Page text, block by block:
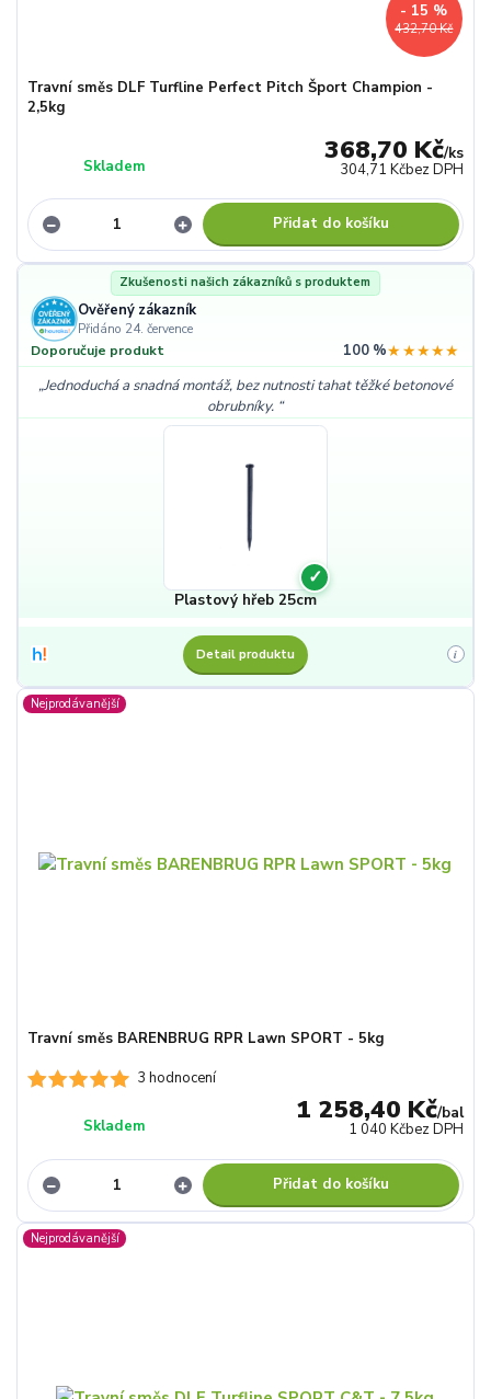
432,70 Kč
- 15 %
Travní směs DLF Turfline Perfect Pitch Šport Champion -
2,5kg
368,70 Kč/ks
304,71 Kčbez DPH
Skladem
Přidat do košíku
Zkušenosti našich zákazníků s produktem
Ověřený zákazník
Přidáno 24. července
Doporučuje produkt
100 %★★★★★
Jednoduchá a snadná montáž, bez nutnosti tahat těžké betonové
obrubníky.
✓
Plastový hřeb 25cm
Detail produktu i
Nejprodávanější
3 hodnocení
Travní směs BARENBRUG RPR Lawn SPORT - 5kg
1 258,40 Kč/bal
1 040 Kčbez DPH
Skladem
Přidat do košíku
Nejprodávanější